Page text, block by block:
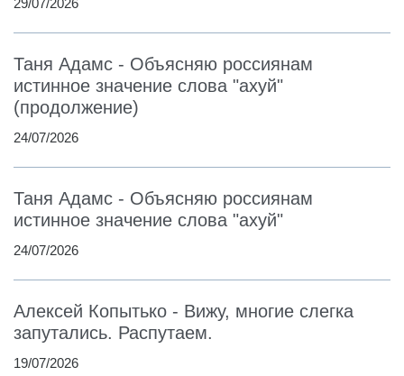
Таня Адамс - Объясняю россиянам
истинное значение слова "ахуй"
(продолжение)
24/07/2026
Таня Адамс - Объясняю россиянам
истинное значение слова "ахуй"
24/07/2026
Алексей Копытько - Вижу, многие слегка
запутались. Распутаем.
19/07/2026